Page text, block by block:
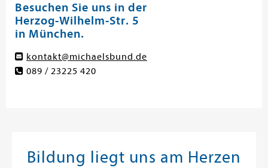
Besuchen Sie uns in der
Herzog-Wilhelm-Str. 5
in München.
kontakt@michaelsbund.de
089 / 23225 420
Bildung liegt uns am Herzen